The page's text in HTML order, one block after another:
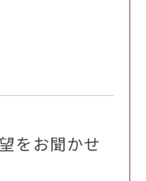
をお聞かせ